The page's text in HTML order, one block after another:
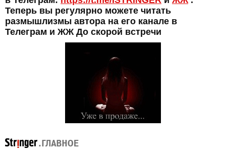
Теперь вы регулярно можете читать
размышлизмы автора на его канале в
Телеграм и ЖЖ До скорой встречи